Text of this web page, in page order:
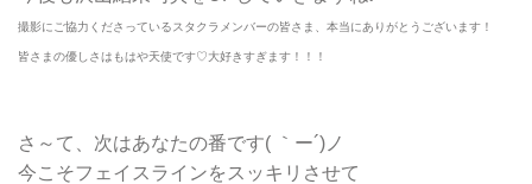
撮影にご協力くださっているスタクラメンバーの皆さま、本当にありがとうございます！
皆さまの優しさはもはや天使です♡大好きすぎます！！！
さ～て、次はあなたの番です( ｀ー´)ノ
今こそフェイスラインをスッキリさせて